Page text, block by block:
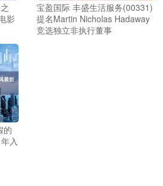
影
宝盈国际 丰盛生活服务(00331)
提名Martin Nicholas Hadaway
竞选独立非执行董事
的
入